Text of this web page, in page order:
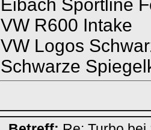
Eibach Sportline
VW R600 Intake
VW Logos
Schwarze